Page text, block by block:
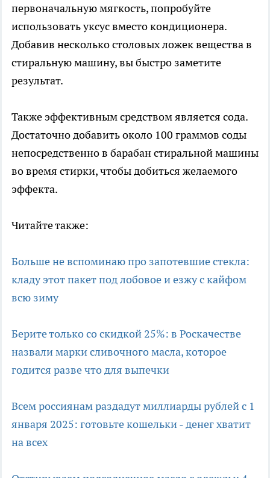
первоначальную мягкость, попробуйте
использовать уксус вместо кондиционера.
Добавив несколько столовых ложек вещества в
стиральную машину, вы быстро заметите
результат.
Также эффективным средством является сода.
Достаточно добавить около 100 граммов соды
непосредственно в барабан стиральной машины
во время стирки, чтобы добиться желаемого
эффекта.
Читайте также:
Больше не вспоминаю про запотевшие стекла:
кладу этот пакет под лобовое и езжу с кайфом
всю зиму
Берите только со скидкой 25%: в Роскачестве
назвали марки сливочного масла, которое
годится разве что для выпечки
Всем россиянам раздадут миллиарды рублей с 1
января 2025: готовьте кошельки - денег хватит
на всех